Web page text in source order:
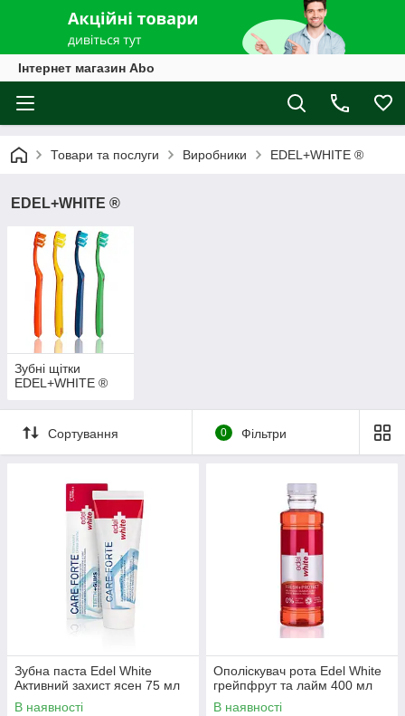
Інтернет магазин Abo
Товари та послуги Виробники EDEL+WHITE ®
EDEL+WHITE ®
Зубні щітки
EDEL+WHITE ®
Сортування 0 Фільтри
Зубна паста Edel White
Активний захист ясен 75 мл
В наявності
Ополіскувач рота Edel White
грейпфрут та лайм 400 мл
В наявності